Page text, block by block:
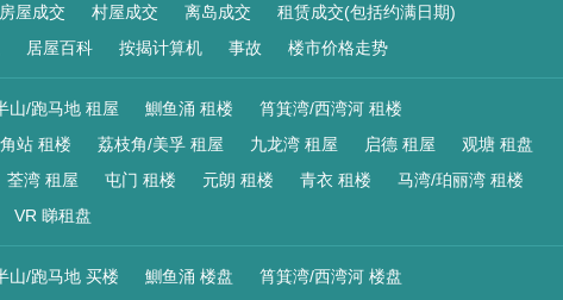
屋成交 村屋成交 离岛成交
租赁成交(包括约满日期)
居屋百科 按揭计算机 事故 楼市价格走势
山/跑马地 租屋 鰂鱼涌 租楼
筲箕湾/西湾河 租楼
站 租楼 荔枝角/美孚 租屋 九龙湾 租屋 启德 租屋
观塘 租盘
荃湾 租屋 屯门 租楼 元朗 租楼 青衣 租楼
马湾/珀丽湾 租楼
VR 睇租盘
山/跑马地 买楼 鰂鱼涌 楼盘
筲箕湾/西湾河 楼盘